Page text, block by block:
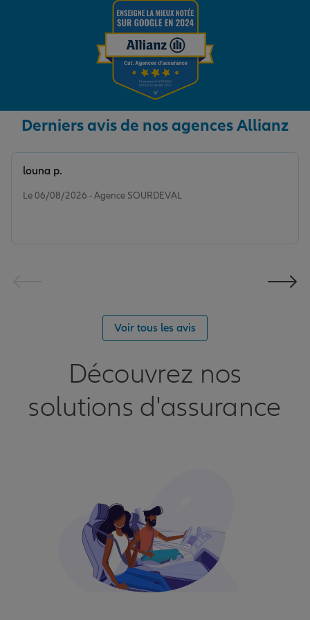
Derniers avis de nos agences Allianz
Le 06/08/2026 - Agence SOURDEVAL
louna p.
Voir tous les avis
Découvrez nos
solutions d'assurance